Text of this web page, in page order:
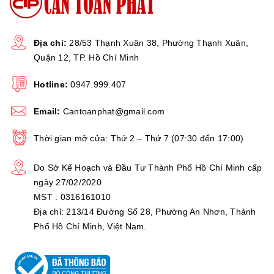
Khung cân thiết kế bằng thép -
Trạng thái báo
pin
Chế độ nghỉ
dụng để tiết kiệm pin
Đơn vị
Môi trường
5⁰C đến 50⁰C tại độ ẩm tương đối
Địa chỉ: 28/53 Thạnh Xuân 38, Phường Thạnh Xuân,
Quận 12, TP. Hồ Chí Minh
Hotline: 0947.999.407
Email: Cantoanphat@gmail.com
Thời gian mở cửa: Thứ 2 – Thứ 7 (07:30 đến 17:00)
Do Sở Kế Hoạch và Đầu Tư Thành Phố Hồ Chí Minh cấp
ngày 27/02/2020
MST : 0316161010
Địa chỉ: 213/14 Đường Số 28, Phường An Nhơn, Thành
Phố Hồ Chí Minh, Việt Nam.